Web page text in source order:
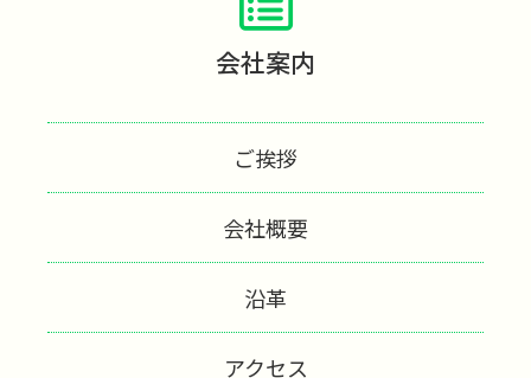
会社案内
ご挨拶
会社概要
沿革
アクセス